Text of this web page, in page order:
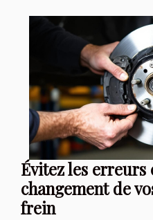
Évitez les
changement de
frein